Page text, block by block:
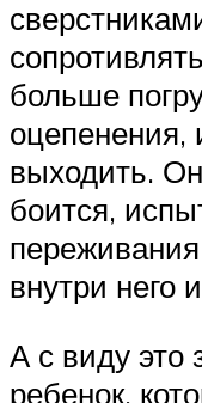
больше
оцепенения,
выходить.
боится,
внутри него
А с виду это
ребенок,